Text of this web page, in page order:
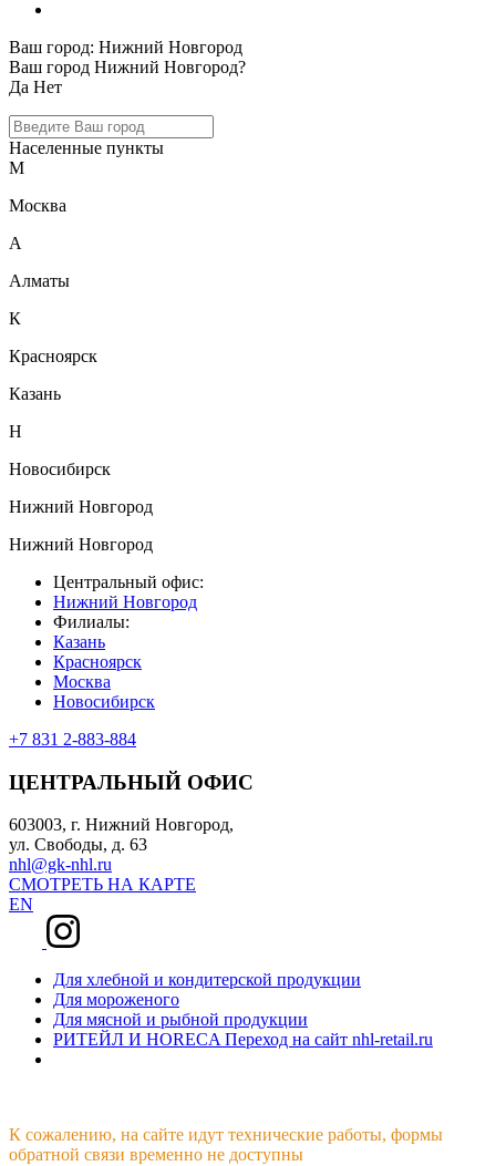
Ваш город: Нижний Новгород
Ваш город Нижний Новгород?
Да Нет
Населенные пункты
М
Москва
А
Алматы
К
Красноярск
Казань
Н
Новосибирск
Нижний Новгород
Нижний Новгород
Центральный офис:
Нижний Новгород
Филиалы:
Казань
Красноярск
Москва
Новосибирск
+7 831 2-883-884
ЦЕНТРАЛЬНЫЙ ОФИС
603003, г. Нижний Новгород,
ул. Свободы, д. 63
nhl@gk-nhl.ru
СМОТРЕТЬ НА КАРТЕ
EN
Для хлебной и кондитерской продукции
Для мороженого
Для мясной и рыбной продукции
РИТЕЙЛ И HORECAПереход на сайт nhl-retail.ru
К сожалению, на сайте идут технические работы, формы
обратной связи временно не доступны